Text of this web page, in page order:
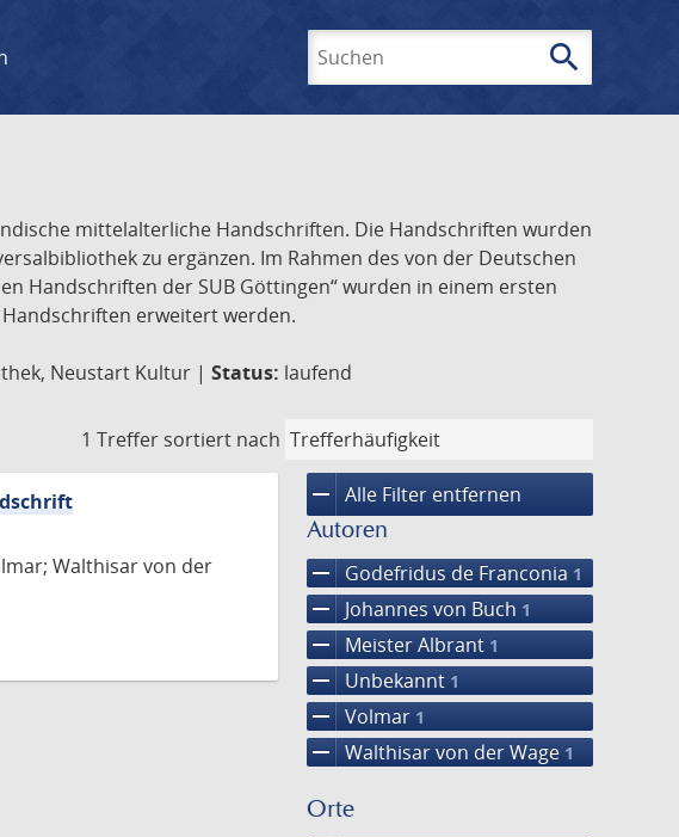
search
mittelalterliche Handschriften. Die Handschriften wurden
zu ergänzen. Im Rahmen des von der Deutschen
Handschriften der SUB Göttingen“ wurden in einem ersten
erweitert werden.
Neustart Kultur | Status: laufend
1 Treffer sortiert nach
remove Alle Filter entfernen
Autoren
remove Godefridus de Franconia 1
remove Johannes von Buch 1
remove Meister Albrant 1
remove Unbekannt 1
remove Volmar 1
remove Walthisar von der Wage 1
Orte
Walthisar von der